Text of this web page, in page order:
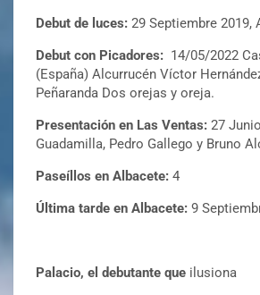
Debut de luces: 29 Septiembre 2019,
Debut con Picadores: 14/05/2022
(España) Alcurrucén Víctor
Peñaranda Dos orejas y oreja.
Presentación en Las Ventas: 27
Guadamilla, Pedro Gallego y Bruno
Paseíllos en Albacete: 4
Última tarde en Albacete: 9
Palacio, el debutante que ilusiona